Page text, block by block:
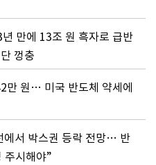
만에 13조 원 흑자로 급반
껑충
원… 미국 반도체 약세에
에서 박스권 등락 전망… 반
주시해야”